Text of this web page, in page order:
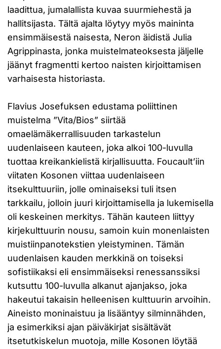
laadittua, jumalallista kuvaa suurmiehestä ja
hallitsijasta. Tältä ajalta löytyy myös maininta
ensimmäisestä naisesta, Neron äidistä Julia
Agrippinasta, jonka muistelmateoksesta jäljelle
jäänyt fragmentti kertoo naisten kirjoittamisen
varhaisesta historiasta.
Flavius Josefuksen edustama poliittinen
muistelma ”Vita/Bios” siirtää
omaelämäkerrallisuuden tarkastelun
uudenlaiseen kauteen, joka alkoi 100-luvulla
tuottaa kreikankielistä kirjallisuutta. Foucault’iin
viitaten Kosonen viittaa uudenlaiseen
itsekulttuuriin, jolle ominaiseksi tuli itsen
tarkkailu, jolloin juuri kirjoittamisella ja lukemisella
oli keskeinen merkitys. Tähän kauteen liittyy
kirjekulttuurin nousu, samoin kuin monenlaisten
muistiinpanotekstien yleistyminen. Tämän
uudenlaisen kauden merkkinä on toiseksi
sofistiikaksi eli ensimmäiseksi renessanssiksi
kutsuttu 100-luvulla alkanut ajanjakso, joka
hakeutui takaisin helleenisen kulttuurin arvoihin.
Aineisto moninaistuu ja lisääntyy silminnähden,
ja esimerkiksi ajan päiväkirjat sisältävät
itsetutkiskelun muotoja, mille Kosonen löytää